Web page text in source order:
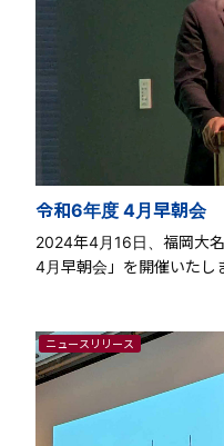
令和6年度 4月早朝会
2024年4月16日、福岡大
4月早朝会」を開催いたし
ニュースリリース